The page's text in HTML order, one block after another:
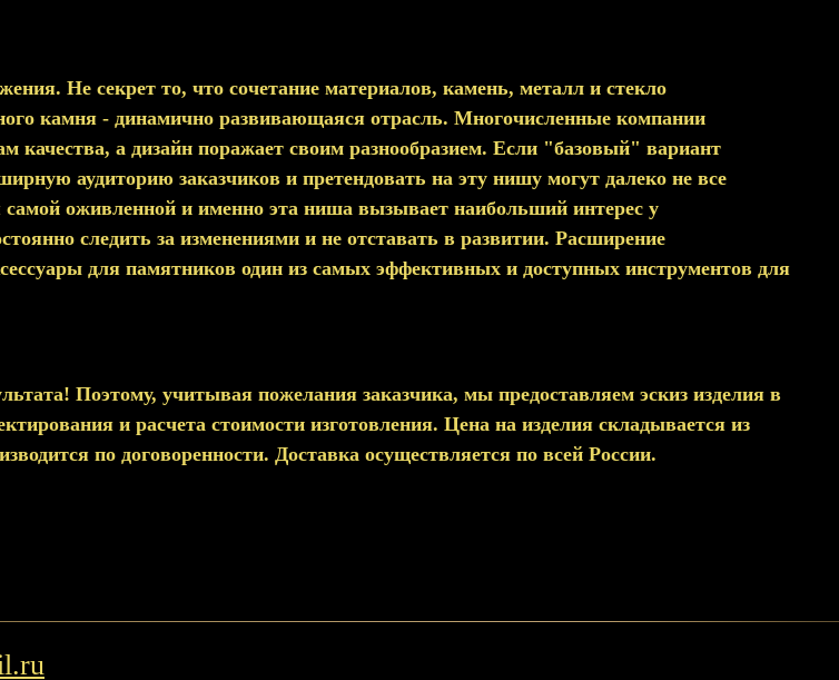
Не секрет то, что сочетание материалов, камень, металл и стекло
камня - динамично развивающаяся отрасль. Многочисленные компании
качества, а дизайн поражает своим разнообразием. Если "базовый" вариант
аудиторию заказчиков и претендовать на эту нишу могут далеко не все
оживленной и именно эта ниша вызывает наибольший интерес у
следить за изменениями и не отставать в развитии. Расширение
для памятников один из самых эффективных и доступных инструментов для
Поэтому, учитывая пожелания заказчика, мы предоставляем эскиз изделия в
и расчета стоимости изготовления. Цена на изделия складывается из
по договоренности. Доставка осуществляется по всей России.